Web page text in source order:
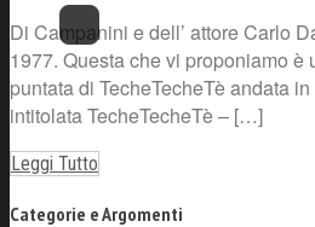
Di Campanini e dell’ attore Carlo
1977. Questa che vi proponiamo è
puntata di TecheTecheTè andata
intitolata TecheTecheTè – […]
Leggi Tutto
Categorie e Argomenti